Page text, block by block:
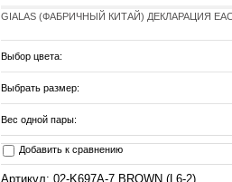
GIALAS (ФАБРИЧНЫЙ КИТАЙ) ДЕКЛАРАЦИЯ EAC
Выбор цвета:
Выбрать размер:
Вес одной пары:
Добавить к сравнению
Артикул: 02-K697A-7 BROWN (L6-2)